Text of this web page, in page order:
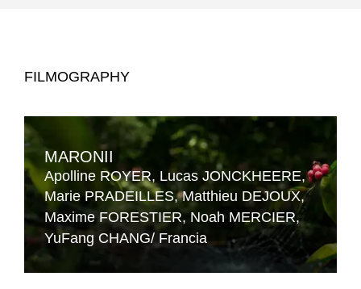
FILMOGRAPHY
MARONII
Apolline ROYER Lucas JONCKHEERE
Marie PRADEILLES Matthieu DEJOUX
Maxime FORESTIER Noah MERCIER
YuFang CHANG Francia